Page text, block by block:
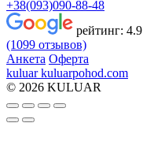
+38(093)090-88-48
рейтинг: 4.9
(1099 отзывов)
Анкета Оферта
kuluar kuluarpohod.com
© 2026 KULUAR